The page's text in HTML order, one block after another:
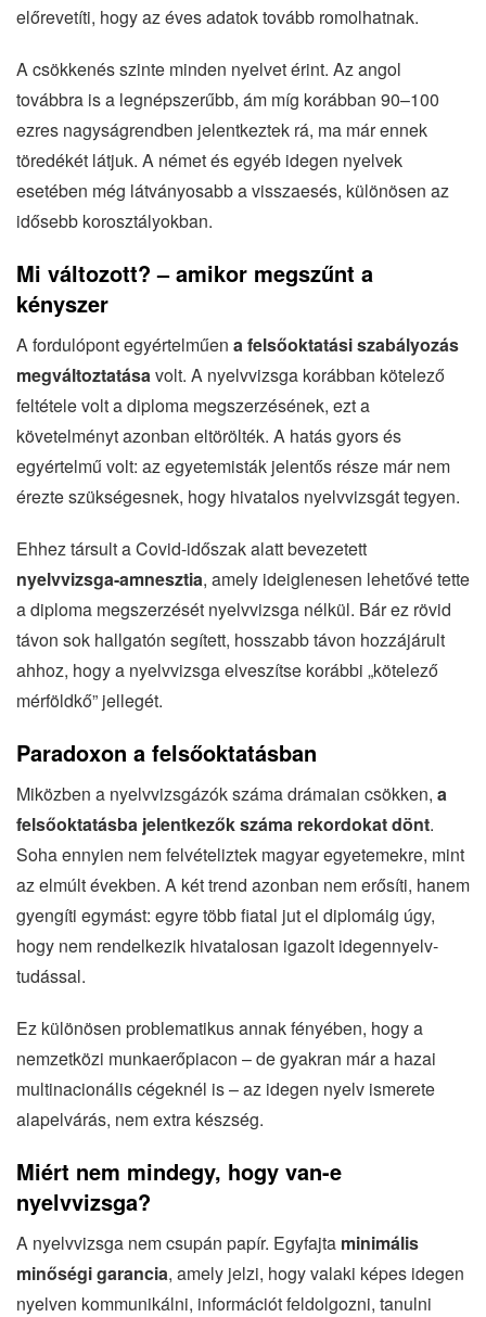
előrevetíti, hogy az éves adatok tovább romolhatnak.
A csökkenés szinte minden nyelvet érint. Az angol
továbbra is a legnépszerűbb, ám míg korábban 90–100
ezres nagyságrendben jelentkeztek rá, ma már ennek
töredékét látjuk. A német és egyéb idegen nyelvek
esetében még látványosabb a visszaesés, különösen az
idősebb korosztályokban.
Mi változott? – amikor megszűnt a
kényszer
A fordulópont egyértelműen a felsőoktatási szabályozás
megváltoztatásavolt. A nyelvvizsga korábban kötelező
feltétele volt a diploma megszerzésének, ezt a
követelményt azonban eltörölték. A hatás gyors és
egyértelmű volt: az egyetemisták jelentős része már nem
érezte szükségesnek, hogy hivatalos nyelvvizsgát tegyen.
Ehhez társult a Covid-időszak alatt bevezetett
nyelvvizsga-amnesztia, amely ideiglenesen lehetővé tette
a diploma megszerzését nyelvvizsga nélkül. Bár ez rövid
távon sok hallgatón segített, hosszabb távon hozzájárult
ahhoz, hogy a nyelvvizsga elveszítse korábbi „kötelező
mérföldkő” jellegét.
Paradoxon a felsőoktatásban
Miközben a nyelvvizsgázók száma drámaian csökken, a
felsőoktatásba jelentkezők száma rekordokat dönt.
Soha ennyien nem felvételiztek magyar egyetemekre, mint
az elmúlt években. A két trend azonban nem erősíti, hanem
gyengíti egymást: egyre több fiatal jut el diplomáig úgy,
hogy nem rendelkezik hivatalosan igazolt idegennyelv-
tudással.
Ez különösen problematikus annak fényében, hogy a
nemzetközi munkaerőpiacon – de gyakran már a hazai
multinacionális cégeknél is – az idegen nyelv ismerete
alapelvárás, nem extra készség.
Miért nem mindegy, hogy van-e
nyelvvizsga?
A nyelvvizsga nem csupán papír. Egyfajta minimális
minőségi garancia, amely jelzi, hogy valaki képes idegen
nyelven kommunikálni, információt feldolgozni, tanulni